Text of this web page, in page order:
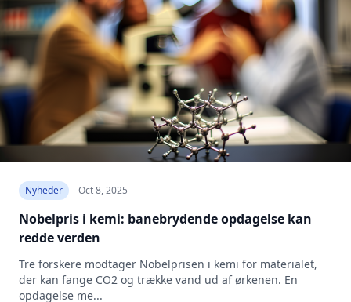
Nyheder Oct 8, 2025
Nobelpris i kemi: banebrydende opdagelse kan
redde verden
Tre forskere modtager Nobelprisen i kemi for materialet,
der kan fange CO2 og trække vand ud af ørkenen. En
opdagelse me...